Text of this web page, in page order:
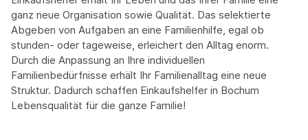
ganz neue Organisation sowie Qualität. Das selektierte
Abgeben von Aufgaben an eine Familienhilfe, egal ob
stunden- oder tageweise, erleichert den Alltag enorm.
Durch die Anpassung an Ihre individuellen
Familienbedürfnisse erhält Ihr Familienalltag eine neue
Struktur. Dadurch schaffen Einkaufshelfer in Bochum
Lebensqualität für die ganze Familie!